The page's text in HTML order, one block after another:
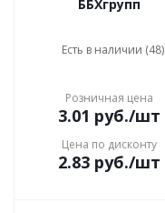
ББХгрупп
Есть в наличии (48)
Розничная цена
3.01 руб./шт
Цена по дисконту
2.83руб./шт